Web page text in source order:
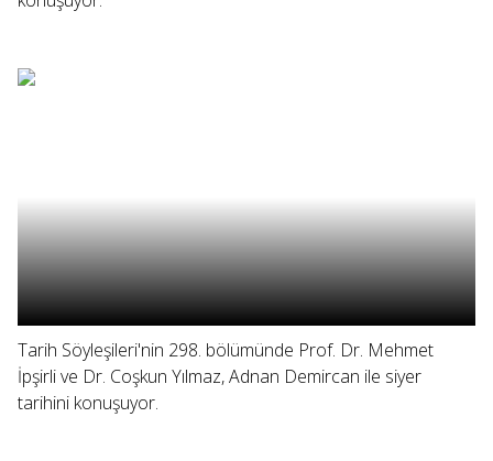
Tarih Söyleşileri'nin 298. bölümünde Prof. Dr. Mehmet
İpşirli ve Dr. Coşkun Yılmaz, Adnan Demircan ile siyer
tarihini konuşuyor.